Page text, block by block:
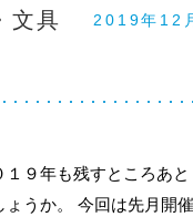
文具
2019年12
９年も残すところあと
うか。 今回は先月開